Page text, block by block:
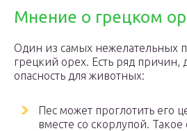
Мнение о грецком
Один из самых нежелательных
грецкий орех. Есть ряд
опасность для животных:
Пес может проглотить его
вместе со скорлупой. Такое